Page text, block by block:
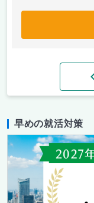
早めの就活対策